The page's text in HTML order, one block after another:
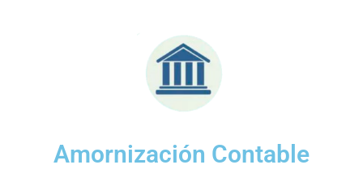
Amornización Contable